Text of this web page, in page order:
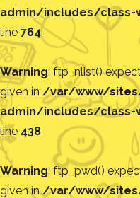
admin/includes/class-
line 764
Warning: ftp_nlist()
given in /var/www/
admin/includes/class-
line 438
Warning: ftp_pwd()
given in/var/www/